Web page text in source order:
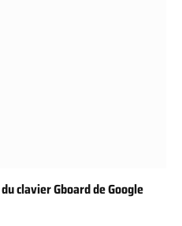
clavier Gboard de Google